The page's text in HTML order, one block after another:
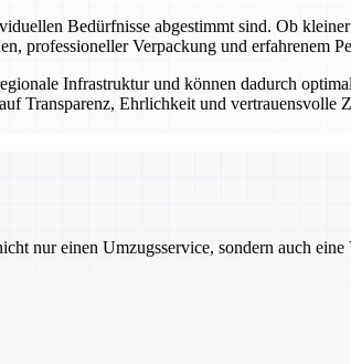
Bedürfnisse abgestimmt sind. Ob
professioneller Verpackung und erfahrenem
Infrastruktur und können dadurch
Transparenz, Ehrlichkeit und vertrauensvolle
nur einen Umzugsservice, sondern auch